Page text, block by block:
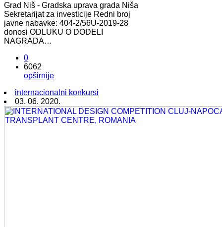
Grad Niš - Gradska uprava grada Niša
Sekretarijat za investicije Redni broj
javne nabavke: 404-2/56U-2019-28
donosi ODLUKU O DODELI
NAGRADA…
0
6062
opširnije
internacionalni konkursi
03. 06. 2020.